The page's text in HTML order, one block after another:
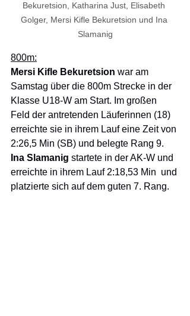
Bekuretsion, Katharina Just, Elisabeth
Golger, Mersi Kifle Bekuretsion und Ina
Slamanig
800m:
Mersi Kifle Bekuretsion war am
Samstag über die 800m Strecke in der
Klasse U18-W am Start. Im großen
Feld der antretenden Läuferinnen (18)
erreichte sie in ihrem Lauf eine Zeit von
2:26,5 Min (SB) und belegte Rang 9.
Ina Slamanig startete in der AK-W und
erreichte in ihrem Lauf 2:18,53 Min  und
platzierte sich auf dem guten 7. Rang.